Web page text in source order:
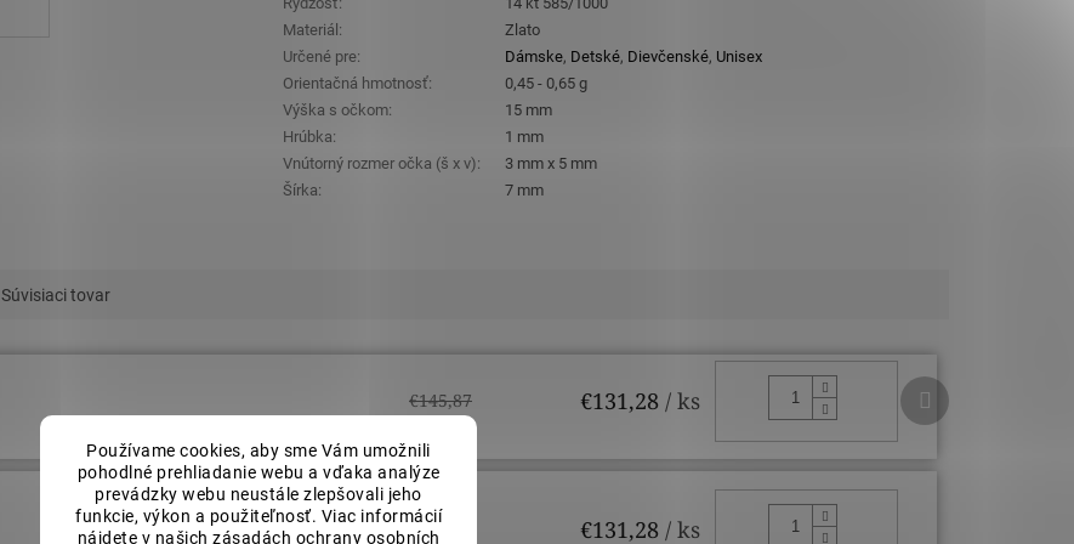
Používame cookies, aby sme Vám umožnili
pohodlné prehliadanie webu a vďaka analýze
prevádzky webu neustále zlepšovali jeho
funkcie, výkon a použiteľnosť. Viac informácií
nájdete v našich zásadách ochrany osobních
Materiál :
Zlato
Určené pre: Dámske, Detské, Dievčenské, Unisex
Orientačná hmotnosť:
0,45 - 0,65 g
Výška s očkom:
15 mm
Hrúbka:
1 mm
Vnútorný rozmer očka (š x v):
3 mm x 5 mm
Šírka: 7 mm
Súvisiaci tovar
€145,87 €131,28 / ks DO KOŠÍKA
€145,87 €131,28 / ks
Ďalší
produkt